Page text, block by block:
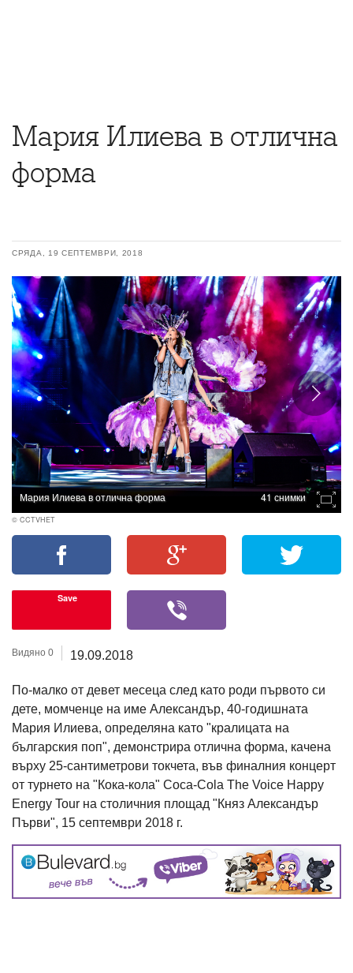
Мария Илиева в отлична
форма
СРЯДА, 19 СЕПТЕМВРИ, 2018
Мария Илиева в отлична форма 41 снимки
© CCTVHET
Save
Видяно 0 19.09.2018
По-малко от девет месеца след като роди първото си
дете, момченце на име Александър, 40-годишната
Мария Илиева, определяна като "кралицата на
българския поп", демонстрира отлична форма, качена
върху 25-сантиметрови токчета, във финалния концерт
от турнето на "Кока-кола" Coca-Cola The Voice Happy
Energy Tour на столичния площад "Княз Александър
Първи", 15 септември 2018 г.